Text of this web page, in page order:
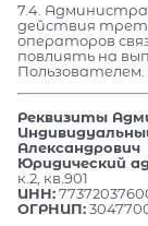
7.4.
действия
операторов
повлиять на
Пользователем.
Реквизиты
Александрович
Юридический
к.2, кв.901
ИНН:
ОГРНИП: